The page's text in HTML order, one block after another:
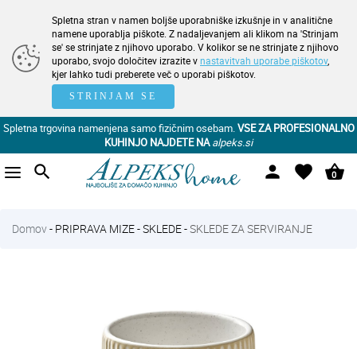
Spletna stran v namen boljše uporabniške izkušnje in v analitične
namene uporablja piškote. Z nadaljevanjem ali klikom na 'Strinjam
se' se strinjate z njihovo uporabo. V kolikor se ne strinjate z njihovo
uporabo, svojo določitev izrazite vnastavitvah uporabe piškotov,
kjer lahko tudi preberete več o uporabi piškotov.
STRINJAM SE
Spletna trgovina namenjena samo fizičnim osebam.VSE ZA PROFESIONALNO
KUHINJO NAJDETE NA alpeks.si
search person favorite shopping_basket
0
Domov- PRIPRAVA MIZE-SKLEDE-SKLEDE ZA SERVIRANJE